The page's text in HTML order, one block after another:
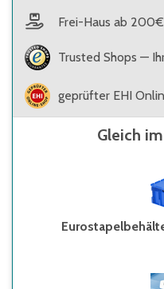
Frei-Haus ab 200€
Trusted Shops —
geprüfter EHI
Gleich